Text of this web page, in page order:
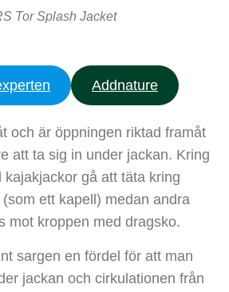
Tor Splash Jacket
Addnature
och är öppningen riktad framåt
att ta sig in under jackan. Kring
kajakjackor gå att täta kring
ett kapell) medan andra
mot kroppen med dragsko.
sargen en fördel för att man
jackan och cirkulationen från